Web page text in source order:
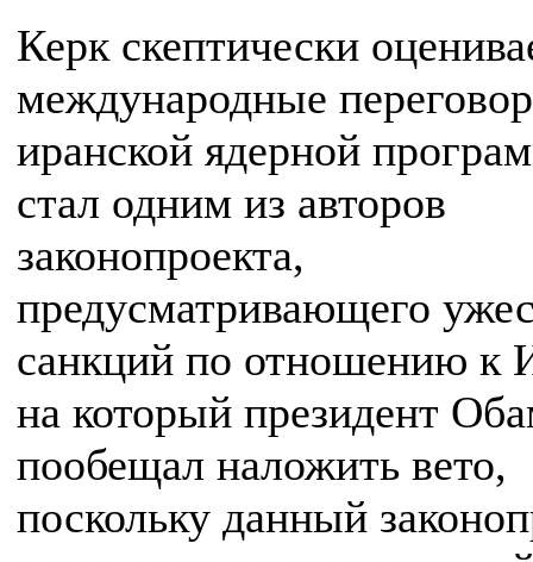
Керк скептически
международные
иранской ядерной
стал одним из авторов
законопроекта,
предусматривающего
санкций по отношению к
на который президент
пообещал наложить вето,
поскольку данный